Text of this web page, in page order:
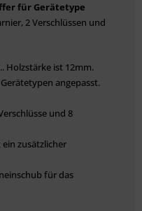
für Gerätetype
2 Verschlüssen und
Holzstärke ist 12mm.
angepasst.
und 8
zusätzlicher
für das